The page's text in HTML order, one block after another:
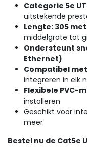
Categorie 5e
uitstekende
Lengte: 305
middelgrote tot
Ondersteunt
Ethernet)
Compatibel
integreren in elk
Flexibele PVC-
installeren
Geschikt voor
meer
Bestel nu de Cat5e